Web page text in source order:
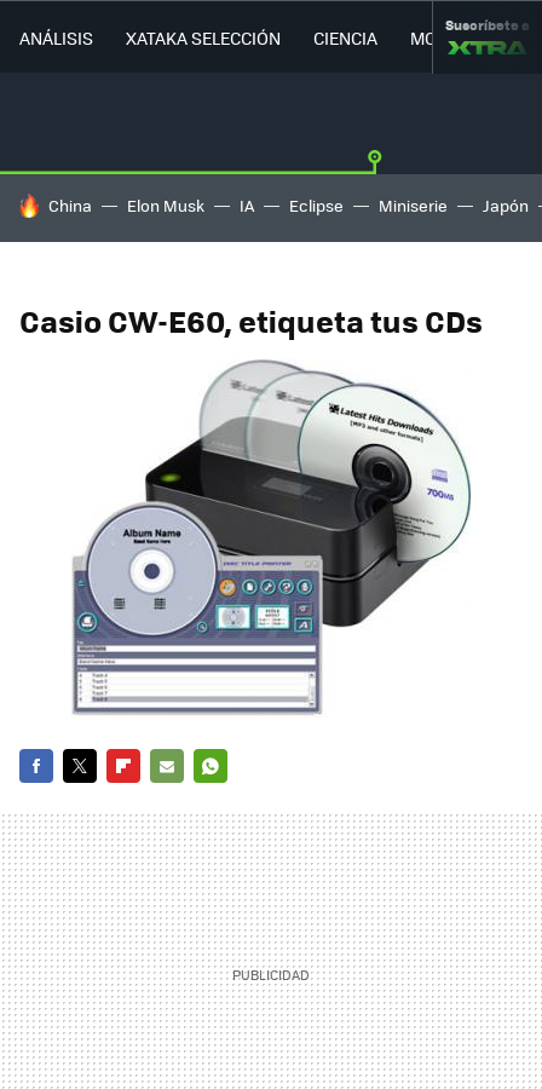
ANÁLISIS XATAKA SELECCIÓN CIENCIA MOVILIDAD
Suscríbete a
HOY SE HABLA DE
China Elon Musk IA Eclipse Miniserie Japón
Casio CW-E60, etiqueta tus CDs
MAIL